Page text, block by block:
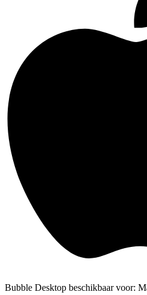
Bubble Desktop beschikbaar voor: